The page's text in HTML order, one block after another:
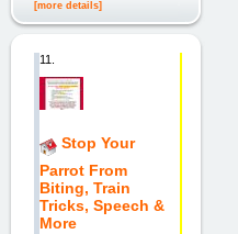
[more details]
11.
Stop Your
Parrot From
Biting, Train
Tricks, Speech &
More